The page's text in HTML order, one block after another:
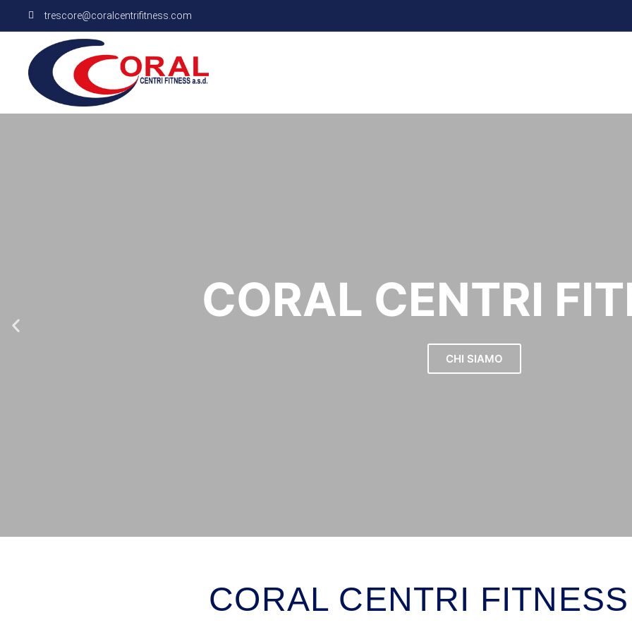
trescore@coralcentrifitness.com
CORAL CENTRI
CHI SIAMO
CORAL CENTRI